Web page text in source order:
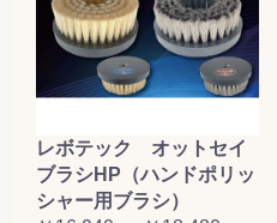
レボテック オットセイ
ブラシHP（ハンドポリッ
シャー用ブラシ）